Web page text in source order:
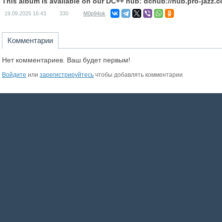
19.09.2025 16:43 330 M0p94ok
Комментарии
Нет комментариев. Ваш будет первым!
Войдите или зарегистрируйтесь чтобы добавлять комментарии